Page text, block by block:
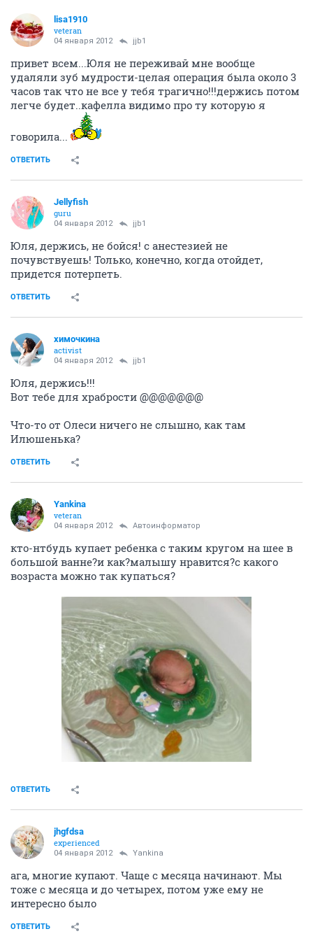
lisa1910
veteran
04 января 2012 jjb1
привет всем...Юля не переживай мне вообще
удаляли зуб мудрости-целая операция была около 3
часов так что не все у тебя трагично!!!держись потом
легче будет..кафелла видимо про ту которую я
говорила...
ОТВЕТИТЬ
Jellyfish
guru
04 января 2012 jjb1
Юля, держись, не бойся! с анестезией не
почувствуешь! Только, конечно, когда отойдет,
придется потерпеть.
ОТВЕТИТЬ
химочкина
activist
04 января 2012 jjb1
Юля, держись!!!
Вот тебе для храбрости @@@@@@@
Что-то от Олеси ничего не слышно, как там
Илюшенька?
ОТВЕТИТЬ
Yankina
veteran
04 января 2012 Автоинформатор
кто-нтбудь купает ребенка с таким кругом на шее в
большой ванне?и как?малышу нравится?с какого
возраста можно так купаться?
ОТВЕТИТЬ
jhgfdsa
experienced
04 января 2012 Yankina
ага, многие купают. Чаще с месяца начинают. Мы
тоже с месяца и до четырех, потом уже ему не
интересно было
ОТВЕТИТЬ